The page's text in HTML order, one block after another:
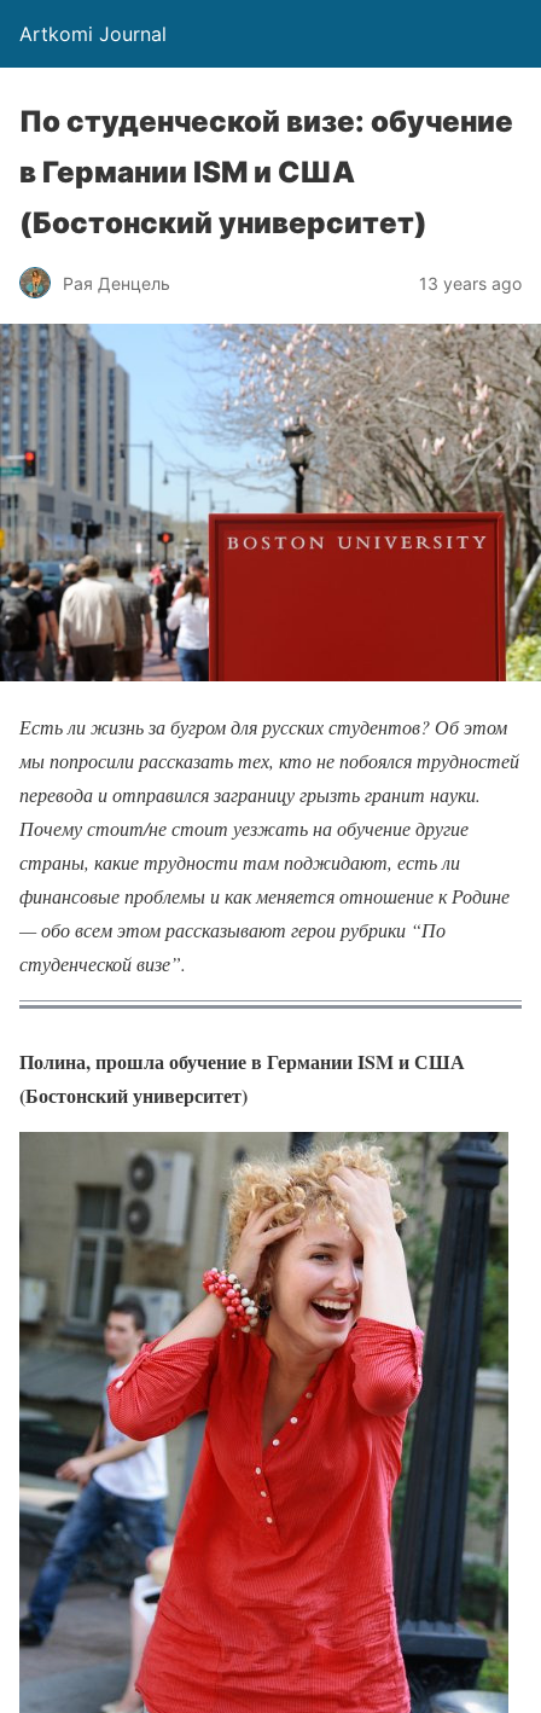
Artkomi Journal
По студенческой визе: обучение
в Германии ISM и США
(Бостонский университет)
Рая Денцель 13 years ago
Есть ли жизнь за бугром для русских студентов? Об этом
мы попросили рассказать тех, кто не побоялся трудностей
перевода и отправился заграницу грызть гранит науки.
Почему стоит/не стоит уезжать на обучение другие
страны, какие трудности там поджидают, есть ли
финансовые проблемы и как меняется отношение к Родине
— обо всем этом рассказывают герои рубрики “По
студенческой визе”.
Полина, прошла обучение в Германии ISM и США
(Бостонский университет)